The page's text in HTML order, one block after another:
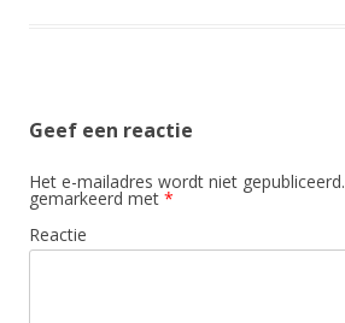
Geef een reactie
Het e-mailadres wordt niet gepubliceerd.
gemarkeerd met *
Reactie